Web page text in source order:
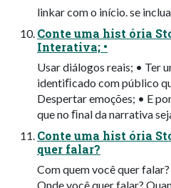
linkar com o início. se
Conte uma hist ória
Interativa; •
Usar diálogos reais; • Ter
identiﬁcado com público
Despertar emoções; • E
que no ﬁnal da narrativa
Conte uma hist ória
quer falar?
Com quem você quer
Onde você quer falar?